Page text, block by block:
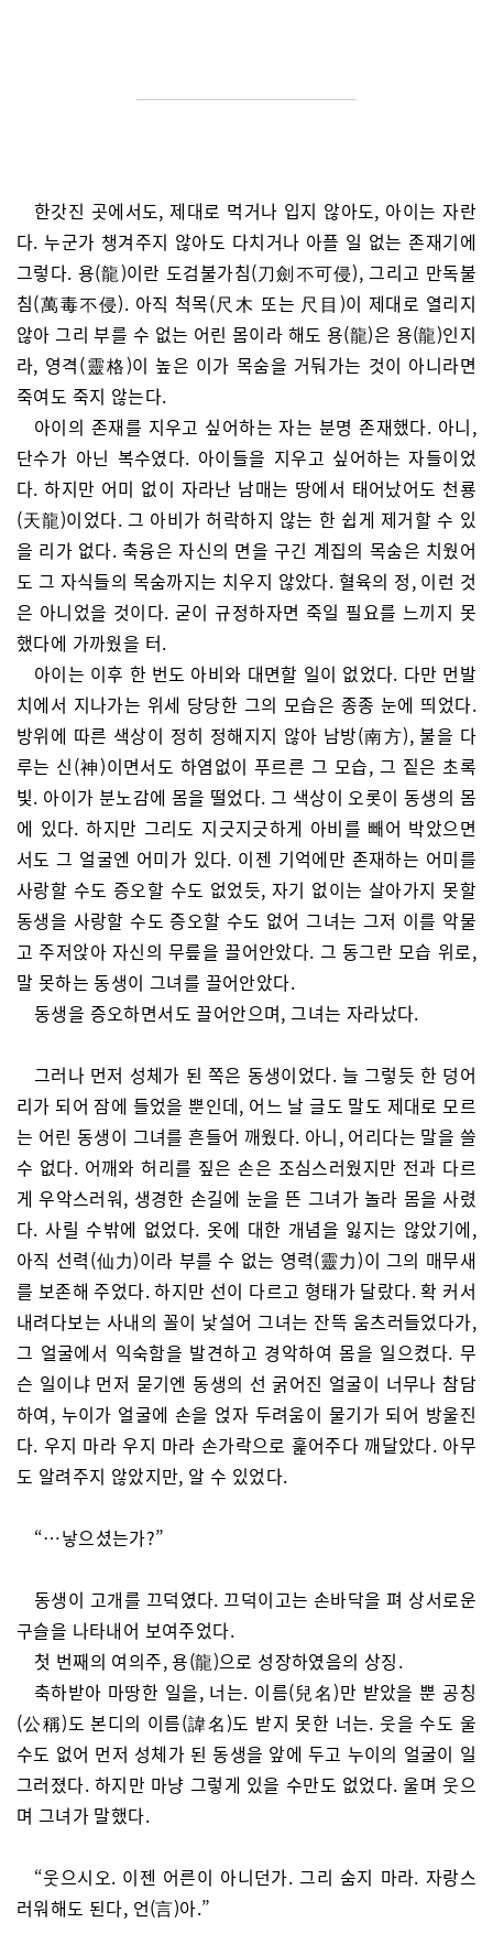
한갓진 곳에서도, 제대로 먹거나 입지 않아도, 아이는 자란
다. 누군가 챙겨주지 않아도 다치거나 아플 일 없는 존재기에
그렇다. 용(龍)이란 도검불가침(刀劍不可侵), 그리고 만독불
침(萬毒不侵). 아직 척목(尺木 또는 尺目)이 제대로 열리지
않아 그리 부를 수 없는 어린 몸이라 해도 용(龍)은 용(龍)인지
라, 영격(靈格)이 높은 이가 목숨을 거둬가는 것이 아니라면
죽여도 죽지 않는다.
아이의 존재를 지우고 싶어하는 자는 분명 존재했다. 아니,
단수가 아닌 복수였다. 아이들을 지우고 싶어하는 자들이었
다. 하지만 어미 없이 자라난 남매는 땅에서 태어났어도 천룡
(天龍)이었다. 그 아비가 허락하지 않는 한 쉽게 제거할 수 있
을 리가 없다. 축융은 자신의 면을 구긴 계집의 목숨은 치웠어
도 그 자식들의 목숨까지는 치우지 않았다. 혈육의 정, 이런 것
은 아니었을 것이다. 굳이 규정하자면 죽일 필요를 느끼지 못
했다에 가까웠을 터.
아이는 이후 한 번도 아비와 대면할 일이 없었다. 다만 먼발
치에서 지나가는 위세 당당한 그의 모습은 종종 눈에 띄었다.
방위에 따른 색상이 정히 정해지지 않아 남방(南方), 불을 다
루는 신(神)이면서도 하염없이 푸르른 그 모습, 그 짙은 초록
빛. 아이가 분노감에 몸을 떨었다. 그 색상이 오롯이 동생의 몸
에 있다. 하지만 그리도 지긋지긋하게 아비를 빼어 박았으면
서도 그 얼굴엔 어미가 있다. 이젠 기억에만 존재하는 어미를
사랑할 수도 증오할 수도 없었듯, 자기 없이는 살아가지 못할
동생을 사랑할 수도 증오할 수도 없어 그녀는 그저 이를 악물
고 주저앉아 자신의 무릎을 끌어안았다. 그 동그란 모습 위로,
말 못하는 동생이 그녀를 끌어안았다.
동생을 증오하면서도 끌어안으며, 그녀는 자라났다.
그러나 먼저 성체가 된 쪽은 동생이었다. 늘 그렇듯 한 덩어
리가 되어 잠에 들었을 뿐인데, 어느 날 글도 말도 제대로 모르
는 어린 동생이 그녀를 흔들어 깨웠다. 아니, 어리다는 말을 쓸
수 없다. 어깨와 허리를 짚은 손은 조심스러웠지만 전과 다르
게 우악스러워, 생경한 손길에 눈을 뜬 그녀가 놀라 몸을 사렸
다. 사릴 수밖에 없었다. 옷에 대한 개념을 잃지는 않았기에,
아직 선력(仙力)이라 부를 수 없는 영력(靈力)이 그의 매무새
를 보존해 주었다. 하지만 선이 다르고 형태가 달랐다. 확 커서
내려다보는 사내의 꼴이 낯설어 그녀는 잔뜩 움츠러들었다가,
그 얼굴에서 익숙함을 발견하고 경악하여 몸을 일으켰다. 무
슨 일이냐 먼저 묻기엔 동생의 선 굵어진 얼굴이 너무나 참담
하여, 누이가 얼굴에 손을 얹자 두려움이 물기가 되어 방울진
다. 우지 마라 우지 마라 손가락으로 훑어주다 깨달았다. 아무
도 알려주지 않았지만, 알 수 있었다.
“…낳으셨는가?”
동생이 고개를 끄덕였다. 끄덕이고는 손바닥을 펴 상서로운
구슬을 나타내어 보여주었다.
첫 번째의 여의주, 용(龍)으로 성장하였음의 상징.
축하받아 마땅한 일을, 너는. 이름(兒名)만 받았을 뿐 공칭
(公稱)도 본디의 이름(諱名)도 받지 못한 너는. 웃을 수도 울
수도 없어 먼저 성체가 된 동생을 앞에 두고 누이의 얼굴이 일
그러졌다. 하지만 마냥 그렇게 있을 수만도 없었다. 울며 웃으
며 그녀가 말했다.
“웃으시오. 이젠 어른이 아니던가. 그리 숨지 마라. 자랑스
러워해도 된다, 언(言)아.”